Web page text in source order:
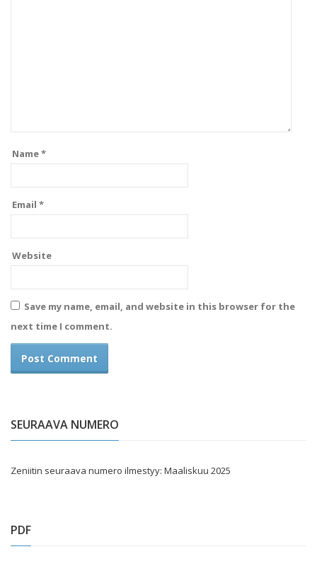
Name*
Email *
Website
Save my name, email, and website in this browser for the
next time I comment.
SEURAAVA NUMERO
Zeniitin seuraava numero ilmestyy: Maaliskuu 2025
PDF